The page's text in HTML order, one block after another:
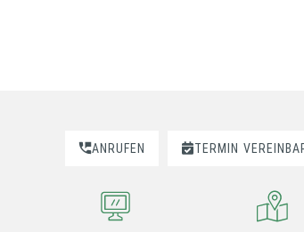
ANRUFEN TERMIN